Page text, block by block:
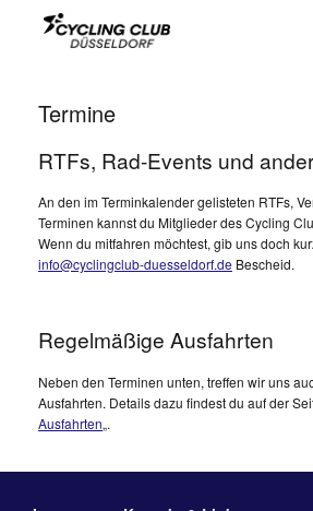
Termine
RTFs, Rad-Events und
An den im Terminkalender gelisteten RTFs,
Terminen kannst du Mitglieder des Cycling
Wenn du mitfahren möchtest, gib uns doch
info@cyclingclub-duesseldorf.de Bescheid.
Regelmäßige Ausfahrten
Neben den Terminen unten, treffen wir uns
Ausfahrten. Details dazu findest du auf der
Ausfahrten„.